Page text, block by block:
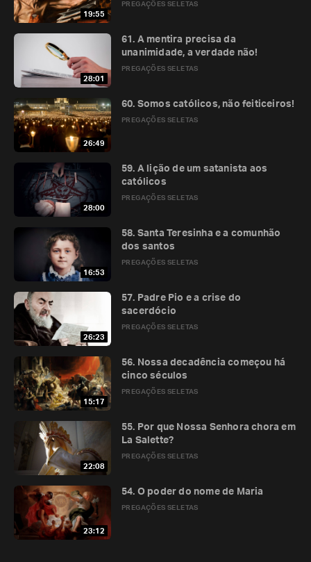
19:55
PREGAÇÕES SELETAS
28:01
PREGAÇÕES SELETAS
61. A mentira precisa da
unanimidade, a verdade não!
26:49
PREGAÇÕES SELETAS
60. Somos católicos, não feiticeiros!
28:00
PREGAÇÕES SELETAS
59. A lição de um satanista aos
católicos
16:53
PREGAÇÕES SELETAS
58. Santa Teresinha e a comunhão
dos santos
26:23
PREGAÇÕES SELETAS
57. Padre Pio e a crise do
sacerdócio
15:17
PREGAÇÕES SELETAS
56. Nossa decadência começou há
cinco séculos
22:08
PREGAÇÕES SELETAS
55. Por que Nossa Senhora chora em
La Salette?
23:12
PREGAÇÕES SELETAS
54. O poder do nome de Maria